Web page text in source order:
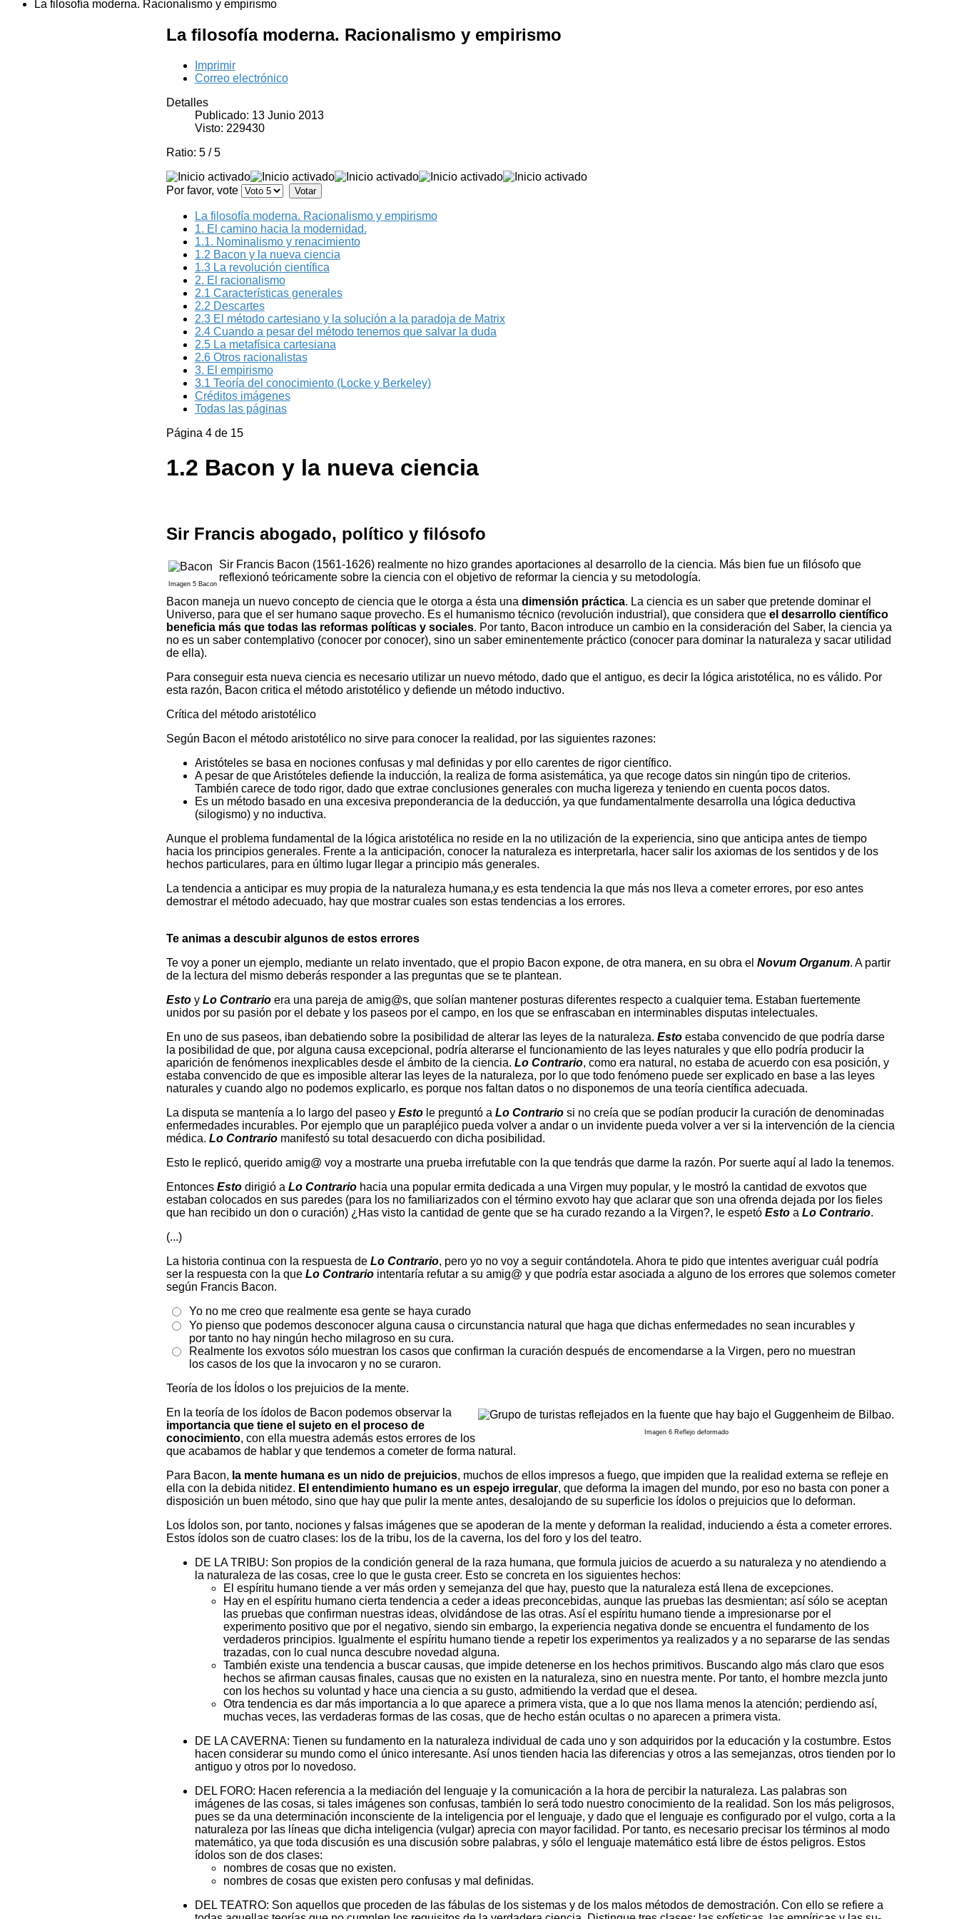
La filosofía moderna. Racionalismo y empirismo
La filosofía moderna. Racionalismo y empirismo
Imprimir
Correo electrónico
Detalles
Publicado: 13 Junio 2013
Visto: 229430
Ratio: 5/5
Por favor, vote
La filosofía moderna. Racionalismo y empirismo
1. El camino hacia la modernidad.
1.1. Nominalismo y renacimiento
1.2 Bacon y la nueva ciencia
1.3 La revolución científica
2. El racionalismo
2.1 Características generales
2.2 Descartes
2.3 El método cartesiano y la solución a la paradoja de Matrix
2.4 Cuando a pesar del método tenemos que salvar la duda
2.5 La metafísica cartesiana
2.6 Otros racionalistas
3. El empirismo
3.1 Teoría del conocimiento (Locke y Berkeley)
Créditos imágenes
Todas las páginas
Página 4 de 15
1.2 Bacon y la nueva ciencia
Sir Francis abogado, político y filósofo
Imagen 5 Bacon
Sir Francis Bacon (1561-1626) realmente no hizo grandes aportaciones al desarrollo de la ciencia. Más bien fue un filósofo que
reflexionó teóricamente sobre la ciencia con el objetivo de reformar la ciencia y su metodología.
Bacon maneja un nuevo concepto de ciencia que le otorga a ésta una dimensión práctica. La ciencia es un saber que pretende dominar el
Universo, para que el ser humano saque provecho. Es el humanismo técnico (revolución industrial), que considera que el desarrollo científico
beneficia más que todas las reformas políticas y sociales. Por tanto, Bacon introduce un cambio en la consideración del Saber, la ciencia ya
no es un saber contemplativo (conocer por conocer), sino un saber eminentemente práctico (conocer para dominar la naturaleza y sacar utilidad
de ella).
Para conseguir esta nueva ciencia es necesario utilizar un nuevo método, dado que el antiguo, es decir la lógica aristotélica, no es válido. Por
esta razón, Bacon critica el método aristotélico y defiende un método inductivo.
Crítica del método aristotélico
Según Bacon el método aristotélico no sirve para conocer la realidad, por las siguientes razones:
Aristóteles se basa en nociones confusas y mal definidas y por ello carentes de rigor científico.
A pesar de que Aristóteles defiende la inducción, la realiza de forma asistemática, ya que recoge datos sin ningún tipo de criterios.
También carece de todo rigor, dado que extrae conclusiones generales con mucha ligereza y teniendo en cuenta pocos datos.
Es un método basado en una excesiva preponderancia de la deducción, ya que fundamentalmente desarrolla una lógica deductiva
(silogismo) y no inductiva.
Aunque el problema fundamental de la lógica aristotélica no reside en la no utilización de la experiencia, sino que anticipa antes de tiempo
hacia los principios generales. Frente a la anticipación, conocer la naturaleza es interpretarla, hacer salir los axiomas de los sentidos y de los
hechos particulares, para en último lugar llegar a principio más generales.
La tendencia a anticipar es muy propia de la naturaleza humana,y es esta tendencia la que más nos lleva a cometer errores, por eso antes
demostrar el método adecuado, hay que mostrar cuales son estas tendencias a los errores.
Te animas a descubir algunos de estos errores
Te voy a poner un ejemplo, mediante un relato inventado, que el propio Bacon expone, de otra manera, en su obra el Novum Organum. A partir
de la lectura del mismo deberás responder a las preguntas que se te plantean.
Estoy Lo Contrarioera una pareja de amig@s, que solían mantener posturas diferentes respecto a cualquier tema. Estaban fuertemente
unidos por su pasión por el debate y los paseos por el campo, en los que se enfrascaban en interminables disputas intelectuales.
En uno de sus paseos, iban debatiendo sobre la posibilidad de alterar las leyes de la naturaleza. Estoestaba convencido de que podría darse
la posibilidad de que, por alguna causa excepcional, podría alterarse el funcionamiento de las leyes naturales y que ello podría producir la
aparición de fenómenos inexplicables desde el ámbito de la ciencia. Lo Contrario, como era natural, no estaba de acuerdo con esa posición, y
estaba convencido de que es imposible alterar las leyes de la naturaleza, por lo que todo fenómeno puede ser explicado en base a las leyes
naturales y cuando algo no podemos explicarlo, es porque nos faltan datos o no disponemos de una teoría científica adecuada.
La disputa se mantenía a lo largo del paseo y Estole preguntó a Lo Contrariosi no creía que se podían producir la curación de denominadas
enfermedades incurables. Por ejemplo que un parapléjico pueda volver a andar o un invidente pueda volver a ver si la intervención de la ciencia
médica. Lo Contrariomanifestó su total desacuerdo con dicha posibilidad.
Esto le replicó, querido amig@ voy a mostrarte una prueba irrefutable con la que tendrás que darme la razón. Por suerte aquí al lado la tenemos.
Entonces Estodirigió a Lo Contrariohacia una popular ermita dedicada a una Virgen muy popular, y le mostró la cantidad de exvotos que
estaban colocados en sus paredes (para los no familiarizados con el término exvoto hay que aclarar que son una ofrenda dejada por los fieles
que han recibido un don o curación) ¿Has visto la cantidad de gente que se ha curado rezando a la Virgen?, le espetó Estoa Lo Contrario.
(...)
La historia continua con la respuesta de Lo Contrario, pero yo no voy a seguir contándotela. Ahora te pido que intentes averiguar cuál podría
ser la respuesta con la que Lo Contrariointentaría refutar a su amig@ y que podría estar asociada a alguno de los errores que solemos cometer
según Francis Bacon.
Yo no me creo que realmente esa gente se haya curado
Yo pienso que podemos desconocer alguna causa o circunstancia natural que haga que dichas enfermedades no sean incurables y
por tanto no hay ningún hecho milagroso en su cura.
Realmente los exvotos sólo muestran los casos que confirman la curación después de encomendarse a la Virgen, pero no muestran
los casos de los que la invocaron y no se curaron.
Teoría de los Ídolos o los prejuicios de la mente.
Imagen 6 Reflejo deformado
En la teoría de los ídolos de Bacon podemos observar la
importancia que tiene el sujeto en el proceso de
conocimiento, con ella muestra además estos errores de los
que acabamos de hablar y que tendemos a cometer de forma natural.
Para Bacon, la mente humana es un nido de prejuicios, muchos de ellos impresos a fuego, que impiden que la realidad externa se refleje en
ella con la debida nitidez. El entendimiento humano es un espejo irregular, que deforma la imagen del mundo, por eso no basta con poner a
disposición un buen método, sino que hay que pulir la mente antes, desalojando de su superficie los ídolos o prejuicios que lo deforman.
Los Ídolos son, por tanto, nociones y falsas imágenes que se apoderan de la mente y deforman la realidad, induciendo a ésta a cometer errores.
Estos ídolos son de cuatro clases: los de la tribu, los de la caverna, los del foro y los del teatro.
DE LA TRIBU: Son propios de la condición gene­ral de la raza humana, que formula juicios de acuerdo a su natura­leza y no atendiendo a
la naturaleza de las cosas, cree lo que le gusta creer. Esto se concreta en los siguientes hechos:
El espí­ritu humano tiende a ver más orden y semejanza del que hay, puesto que la natura­leza está llena de excep­ciones.
Hay en el espíritu humano cierta tendencia a ceder a ideas preconcebidas, aunque las pruebas las desmientan; así sólo se aceptan
las pruebas que confirman nuestras ideas, olvidándose de las otras. Así el espíritu humano tiende a impresio­narse por el
experimento positivo que por el negativo, siendo sin embargo, la expe­riencia negativa donde se encuentra el funda­mento de los
verdaderos princi­pios. Igualmente el espíritu humano tiende a repetir los experimen­tos ya reali­zados y a no separarse de las sendas
traza­das, con lo cual nunca descu­bre novedad alguna.
También existe una tendencia a buscar causas, que impide detenerse en los hechos primitivos. Buscando algo más claro que esos
hechos se afirman causas fina­les, causas que no existen en la naturaleza, sino en nuestra mente. Por tanto, el hombre mezcla junto
con los hechos su voluntad y hace una ciencia a su gusto, admitiendo la verdad que el desea.
Otra tendencia es dar más importancia a lo que aparece a primera vista, que a lo que nos llama menos la atención; perdiendo así,
muchas veces, las verdaderas formas de las cosas, que de hecho están ocul­tas o no aparecen a primera vista.
DE LA CAVERNA: Tienen su fundamento en la naturaleza indivi­dual de cada uno y son adqui­ridos por la educación y la costum­bre. Estos
hacen considerar su mundo como el único inte­resan­te. Así unos tienden hacia las diferen­cias y otros a las semejanzas, otros tienden por lo
antiguo y otros por lo nove­doso.
DEL FORO: Hacen referencia a la mediación del lenguaje y la comunicación a la hora de perci­bir la naturaleza. Las palabras son
imágenes de las cosas, si tales imágenes son confusas, también lo será todo nuestro conocimiento de la realidad­. Son los más peligrosos,
pues se da una determinación inconsciente de la inteli­gencia por el lenguaje, y dado que el lenguaje es confi­gurado por el vulgo, corta a la
naturale­za por las líneas que dicha inteli­gencia (vul­gar) aprecia con mayor facilidad. Por tanto, es necesario precisar los términos al modo
mate­máti­co, ya que toda discusión es una discusión sobre palabras, y sólo el lenguaje matemático está libre de éstos peligros. Estos
ídolos son de dos clases:
nombres de cosas que no existen.
nombres de cosas que existen pero con­fusas y mal definidas.
DEL TEATRO: Son aquellos que proceden de las fábulas de los sistemas y de los malos métodos de demostración. Con ello se refiere a